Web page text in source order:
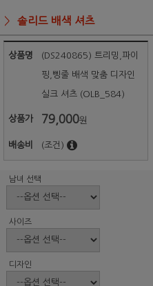
솔리드 배색 셔츠
상품명 (DS240865) 트리밍,파이
핑,삥줄 배색 맞춤 디자인
실크 셔츠 (OLB_584)
상품가 79,000원
배송비 (조건)
남녀 선택
사이즈
디자인